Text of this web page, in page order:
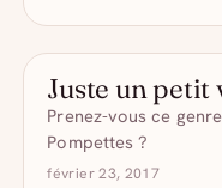
- DRÔLE D'ALCOOL
Juste un petit
Prenez-vous ce
Pompettes ?
février 23, 2017